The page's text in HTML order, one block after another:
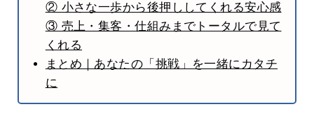
② 小さな一歩から後押ししてくれる安心感
③ 売上・集客・仕組みまでトータルで見て
くれる
まとめ｜あなたの「挑戦」を一緒にカタチ
に